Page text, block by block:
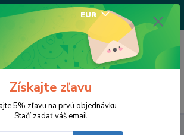
EUR
0,00 EUR
PVC, podšitý rôzne rozmery
Získajte zľavu
5% zľavu na prvú objednávku
Stačí zadať váš email